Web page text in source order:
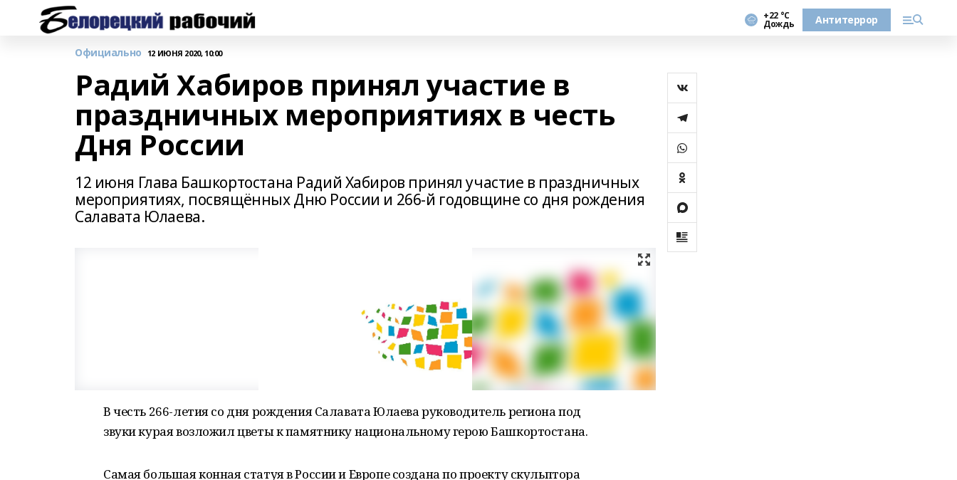
+22 °С
Дождь Антитеррор
Официально 12 ИЮНЯ 2020, 10:00
Радий Хабиров принял участие в
праздничных мероприятиях в честь
Дня России
12 июня Глава Башкортостана Радий Хабиров принял участие в праздничных
мероприятиях, посвящённых Дню России и 266-й годовщине со дня рождения
Салавата Юлаева.
В честь 266-летия со дня рождения Салавата Юлаева руководитель региона под
звуки курая возложил цветы к памятнику национальному герою Башкортостана.
Самая большая конная статуя в России и Европе создана по проекту скульптора